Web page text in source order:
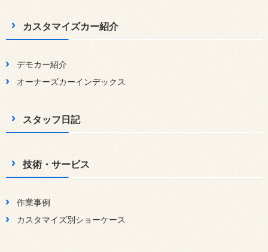
カスタマイズカー紹介
デモカー紹介
オーナーズカーインデックス
スタッフ日記
技術・サービス
作業事例
カスタマイズ別ショーケース